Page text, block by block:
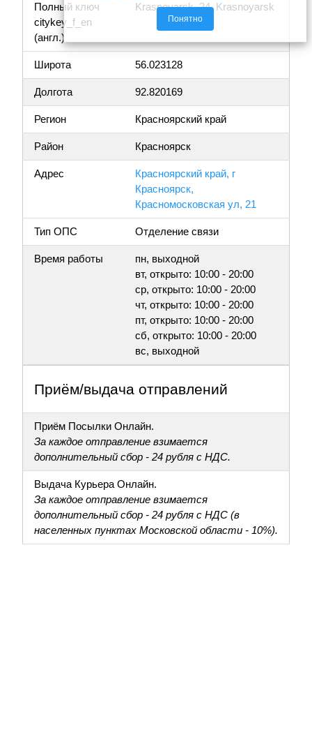
Полный ключ
citykey_f_en
(англ.)
Krasnoyarsk, 24, Krasnoyarsk
Широта 56.023128
Долгота 92.820169
Регион Красноярский край
Район Красноярск
Адрес
Красноярский край, г
Красноярск,
Красномосковская ул, 21
Тип ОПС Отделение связи
Время работы
пн, выходной
вт, открыто: 10:00 - 20:00
ср, открыто: 10:00 - 20:00
чт, открыто: 10:00 - 20:00
пт, открыто: 10:00 - 20:00
сб, открыто: 10:00 - 20:00
вс, выходной
Приём/выдача отправлений
Приём Посылки Онлайн.
За каждое отправление взимается
дополнительный сбор - 24 рубля с НДС.
Выдача Курьера Онлайн.
За каждое отправление взимается
дополнительный сбор - 24 рубля с НДС (в
населенных пунктах Московской области - 10%).
Понятно